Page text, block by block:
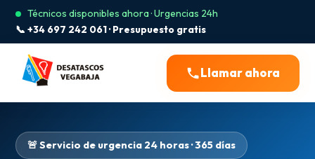
Técnicos disponibles ahora · Urgencias 24h
📞 +34 697 242 061 · Presupuesto gratis
Llamar ahora
🚨 Servicio de urgencia 24 horas · 365 días